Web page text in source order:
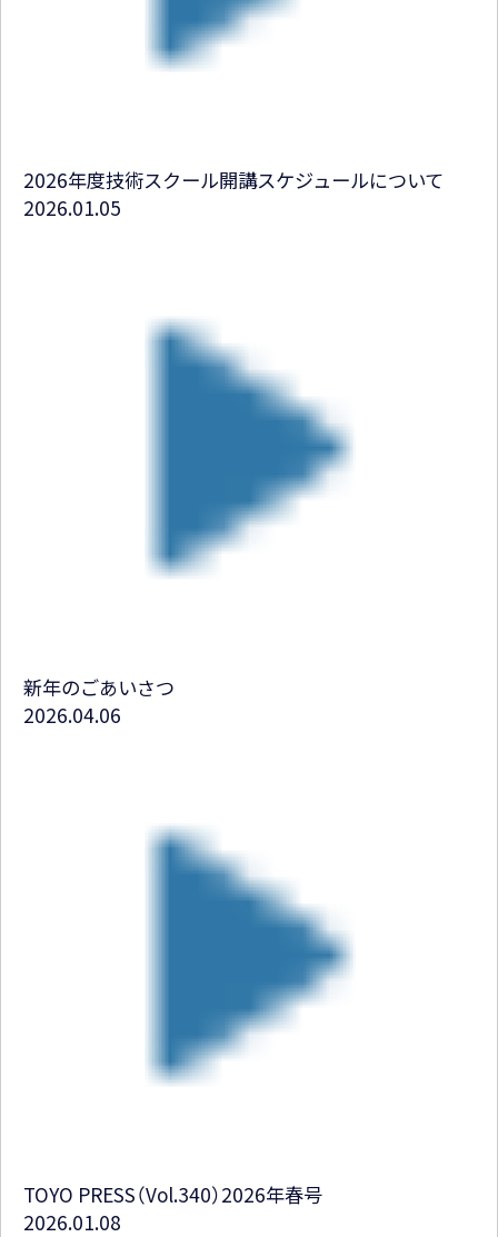
2026年度技術スクール開講スケジュールについて
2026.01.05
新年のごあいさつ
2026.04.06
TOYO PRESS（Vol.340）2026年春号
2026.01.08